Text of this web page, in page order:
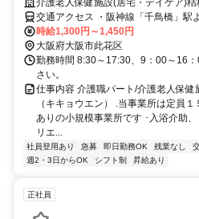
交通アクセス ・阪神線「千鳥橋」駅
条」駅より電車5分 ・阪神線「難波」
時給1,300円～1,450円
大阪府大阪市此花区
勤務時間 8:30～17:30、9：00～16
さい。
仕事内容 介護職パート/介護老人保
（キキョウエン） .当事業所は定員
ありの小規模事業所です ･入浴介助
リエ...
社員登用あり 急募 即日勤務OK 残業なし
週2・3日からOK
シフト制 昇給あり
正社員